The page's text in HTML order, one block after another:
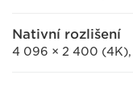
Nativní rozlišení
4 096 × 2 400